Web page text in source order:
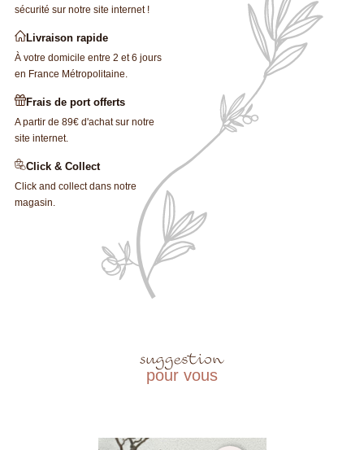
sécurité sur notre site internet !
Livraison rapide
À votre domicile entre 2 et 6 jours
en France Métropolitaine.
Frais de port offerts
A partir de 89€ d'achat sur notre
site internet.
Click & Collect
Click and collect dans notre
magasin.
suggestion
pour vous